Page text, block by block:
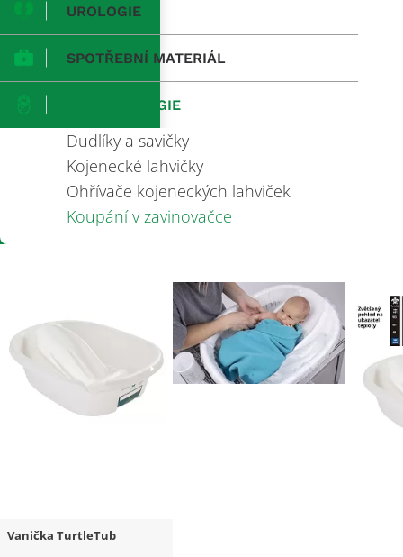
UROLOGIE
SPOTŘEBNÍ MATERIÁL
NEONATOLOGIE
Dudlíky a savičky
Kojenecké lahvičky
Ohřívače kojeneckých lahviček
Koupání v zavinovačce
Vanička TurtleTub